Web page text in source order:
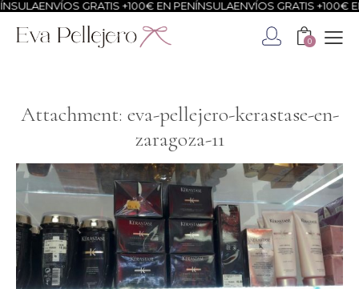
ENVÍOS GRATIS +100€ EN PENÍNSULAENVÍOS GRATIS +100€ EN
0
Attachment: eva-pellejero-kerastase-en-
zaragoza-11